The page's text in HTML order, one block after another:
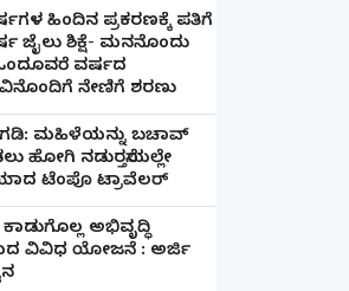
ಹಿಂದಿನ ಪ್ರಕರಣಕ್ಕೆ ಪತಿಗೆ
ಜೈಲು ಶಿಕ್ಷೆ- ಮನನೊಂದು
ವರ್ಷದ
ನೇಣಿಗೆ ಶರಣು
ಮಹಿಳೆಯನ್ನು ಬಚಾವ್
ಹೋಗಿ ನಡುರಸ್ತೆಯಲ್ಲೇ
ಟೆಂಪೊ ಟ್ರಾವೆಲರ್
ಕಾಡುಗೊಲ್ಲ ಅಭಿವೃದ್ಧಿ
ವಿವಿಧ ಯೋಜನೆ : ಅರ್ಜಿ